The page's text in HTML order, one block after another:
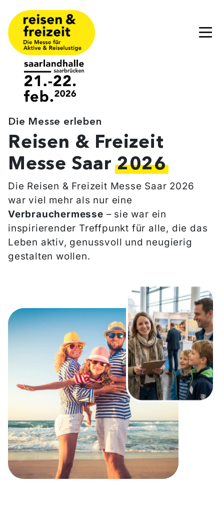
Weiter zum Inhalt
Skip to footer
Reisen & Freizeit Messe Saar
21. - 22. Februar 2026
Saarlandhalle
An der Saarlandhalle 1
Öffnungszeiten
Täglich von 10.00 bis 18.00 Uhr
verfügbar!
rfs@ccsaar.de
+49 681 4180 600
Reisen & Freizeit
Messe Saar2026
Die Messe erleben
Die Reisen & Freizeit Messe Saar 2026
war viel mehr als nur eine
Verbrauchermesse – sie war ein
inspirierender Treffpunkt für alle, die das
Leben aktiv, genussvoll und neugierig
gestalten wollen.